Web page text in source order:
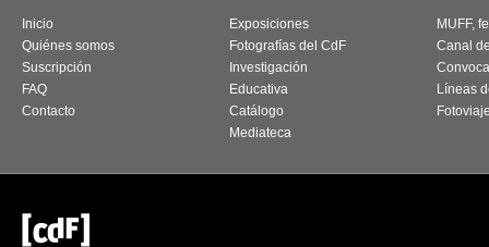
Inicio
Quiénes somos
Suscripción
FAQ
Contacto
Exposiciones
Fotografías del CdF
Investigación
Educativa
Catálogo
Mediateca
MUFF,
Canal
Líneas